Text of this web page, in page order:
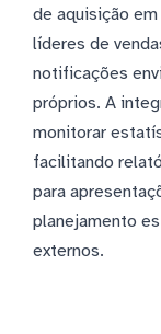
de aquisição
líderes de
notificações
próprios. A
monitorar
facilitando
para
planejamento
externos.